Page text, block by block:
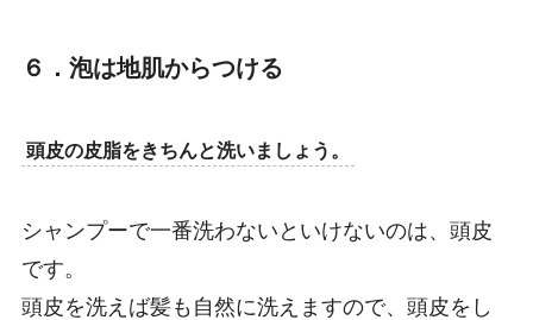
６．泡は地肌からつける
頭皮の皮脂をきちんと洗いましょう。
シャンプーで一番洗わないといけないのは、頭皮
です。
頭皮を洗えば髪も自然に洗えますので、頭皮をし